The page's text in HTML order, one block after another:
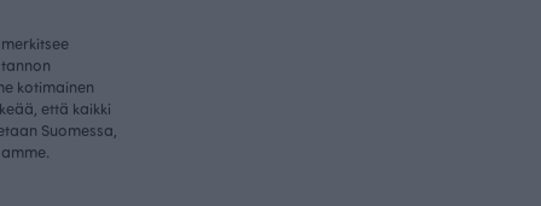
kotimainen
että kaikki
Suomessa,